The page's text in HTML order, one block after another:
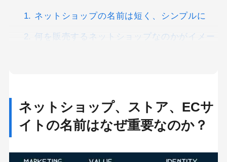
1. ネットショップの名前は短く、シンプルに
2. 何を販売するネットショップなのかがイメー
4. 覚えやすい名前をつける
5. いろいろな検索エンジンで名前候補を検索し
6. ドメイン取得が可能かどうかを調べる
ネットショップ、ストア、ECサ
イトの名前はなぜ重要なのか？